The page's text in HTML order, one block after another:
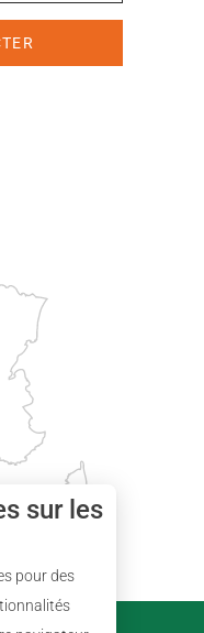
Description
sur les
pour des